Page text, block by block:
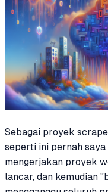
Sebagai proyek
seperti ini pernah saya
mengerjakan proyek
lancar, dan kemudian